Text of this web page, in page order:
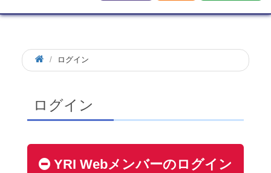
ログイン
ログイン
YRI Webメンバーのログイン